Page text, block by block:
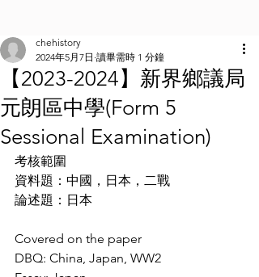
【2023-2024】新界鄉議局
元朗區中學(Form 5
Sessional Examination)
chehistory
2024年5月7日 讀畢需時 1 分鐘
考核範圍
資料題：中國，日本，二戰
論述題：日本
Covered on the paper
DBQ: China, Japan, WW2